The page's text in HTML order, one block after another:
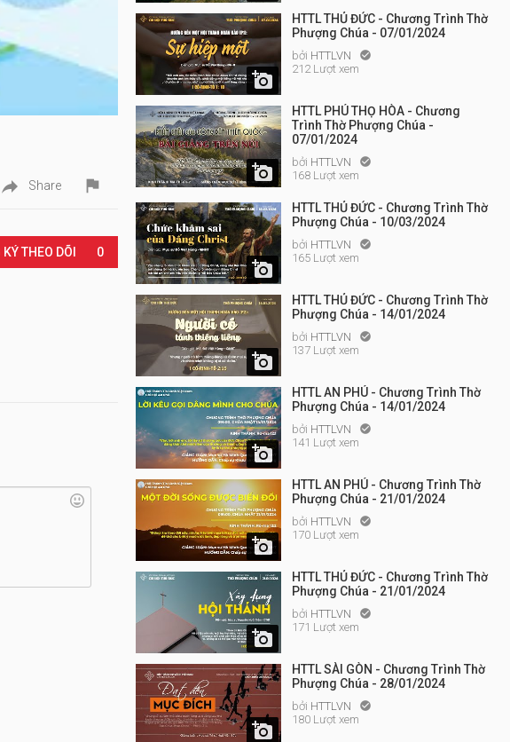

HTTL THỦ ĐỨC - Chương Trình Thờ
Phượng Chúa - 07/01/2024
bởi HTTLVN 
212 Lượt xem

HTTL PHÚ THỌ HÒA - Chương
Trình Thờ Phượng Chúa -
07/01/2024
bởi HTTLVN 
168 Lượt xem

HTTL THỦ ĐỨC - Chương Trình Thờ
Phượng Chúa - 10/03/2024
bởi HTTLVN 
165 Lượt xem

HTTL THỦ ĐỨC - Chương Trình Thờ
Phượng Chúa - 14/01/2024
bởi HTTLVN 
137 Lượt xem

HTTL AN PHÚ - Chương Trình Thờ
Phượng Chúa - 14/01/2024
bởi HTTLVN 
141 Lượt xem

HTTL AN PHÚ - Chương Trình Thờ
Phượng Chúa - 21/01/2024
bởi HTTLVN 
170 Lượt xem

HTTL THỦ ĐỨC - Chương Trình Thờ
Phượng Chúa - 21/01/2024
bởi HTTLVN 
171 Lượt xem

HTTL SÀI GÒN - Chương Trình Thờ
Phượng Chúa - 28/01/2024
bởi HTTLVN 
180 Lượt xem
 Share 
THEO DÕI 0